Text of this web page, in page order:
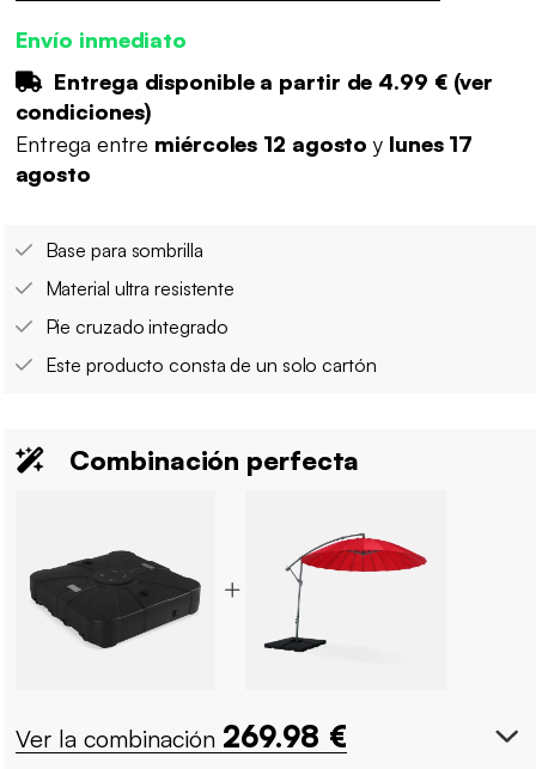
Envío inmediato
Entrega disponible a partir de 4.99 €(ver
condiciones)
Entrega entre miércoles 12 agostoy lunes 17
agosto
Base para sombrilla
Material ultra resistente
Pie cruzado integrado
Este producto consta de un solo cartón
Combinación perfecta
Ver la combinación 269.98 €